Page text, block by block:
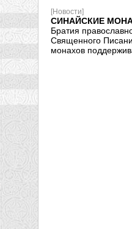
[Новости]
СИНАЙСКИЕ
Братия
Священного
монахов